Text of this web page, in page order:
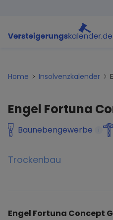
Home Insolvenzkalender
Engel Fortuna
Baunebengewerbe i
Trockenbau
Engel Fortuna Concept